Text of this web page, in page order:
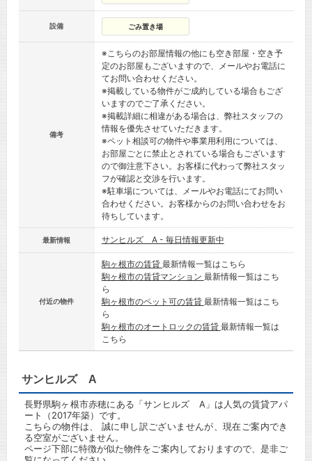
設備 ごみ置き場
備考
※こちらのお部屋情報の他にも空き部屋・空き予
定のお部屋もございますので、メールやお電話に
てお問い合わせください。
※掲載している物件がご成約している場合もござ
いますのでご了承ください。
※掲載詳細に相違がある場合は、弊社スタッフの
情報を優先させていただきます。
※ペット相談可の物件や事業用利用については、
お部屋ごとに禁止とされている場合もございます
ので御注意下さい。お客様に代わって弊社スタッ
フが確認と交渉を行います。
※駐車場については、メールやお電話にてお問い
合わせください。お客様からのお問い合わせをお
待ちしています。
最新情報 サンヒルズ A - 毎日情報更新中
付近の物件
駒ヶ根市の賃貸 最新情報一覧はこちら
駒ヶ根市の賃貸マンション 最新情報一覧はこち
ら
駒ヶ根市のペット可の賃貸 最新情報一覧はこち
ら
駒ヶ根市のオートロックの賃貸 最新情報一覧は
こちら
サンヒルズ A
長野県駒ヶ根市赤穂にある「サンヒルズ A」は人気の賃貸アパ
ート（2017年築）です。
こちらの物件は、 誠に申し訳ございませんが、現在ご案内でき
る空室がございません。
ページ下部に特徴が似た物件をご案内しておりますので、是非ご